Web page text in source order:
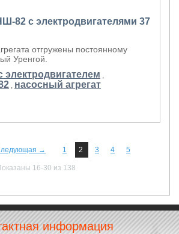
82 с электродвигателями 37
отгружены постоянному
Уренгой.
электродвигателем ,
, насосный агрегат
→ 1 2 3 4 5
16-30 из 138
информация